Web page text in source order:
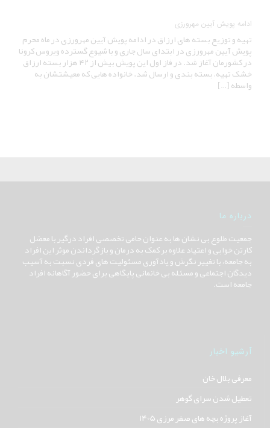
ادامه پویش آیین مهرورزی
تهیه و توزیع بسته های ارزاق در ادامه پویش آیین مهرورزی در ماه محرم
پویش آیین مهرورزی در ابتدای سال جاری و با شیوع گسترده ویروس کرونا
در کشورمان آغاز شد. در فاز اول این پویش بیش از ۴۲ هزار بسته ارزاق
خشک تهیه، بسته بندی و ارسال شد. خانواده هایی که معیشتشان به
واسطه […]
درباره ما
جمعیت طلوع بی نشان ها به عنوان حامی تخصصی افراد درگیر با معضل
کارتن خوابی و اعتیاد علاوه بر کمک به درمان و بازگرداندن موثر این افراد
به جامعه، با تغییر نگرش و یادآوری مسئولیت های فردی نسبت به آسیب
دیدگان اجتماعی و مسئله بی خانمانی پایگاهی برای حضور آگاهانه افراد
جامعه است.
آرشیو اخبار
معرفی بلال خان
تعطیل شدن سرای گوهر
آغاز پروژه بچه های صفر مرزی 1405